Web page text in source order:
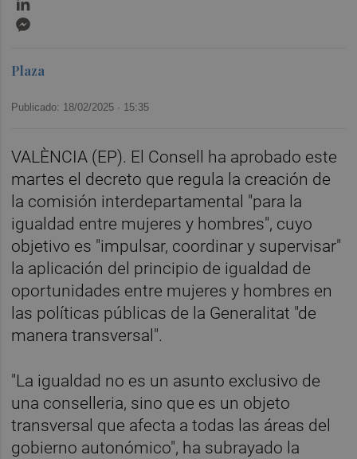
Plaza
Publicado: 18/02/2025 · 15:35
VALÈNCIA (EP). El Consell ha aprobado este
martes el decreto que regula la creación de
la comisión interdepartamental "para la
igualdad entre mujeres y hombres", cuyo
objetivo es "impulsar, coordinar y supervisar"
la aplicación del principio de igualdad de
oportunidades entre mujeres y hombres en
las políticas públicas de la Generalitat "de
manera transversal".
"La igualdad no es un asunto exclusivo de
una conselleria, sino que es un objeto
transversal que afecta a todas las áreas del
gobierno autonómico", ha subrayado la